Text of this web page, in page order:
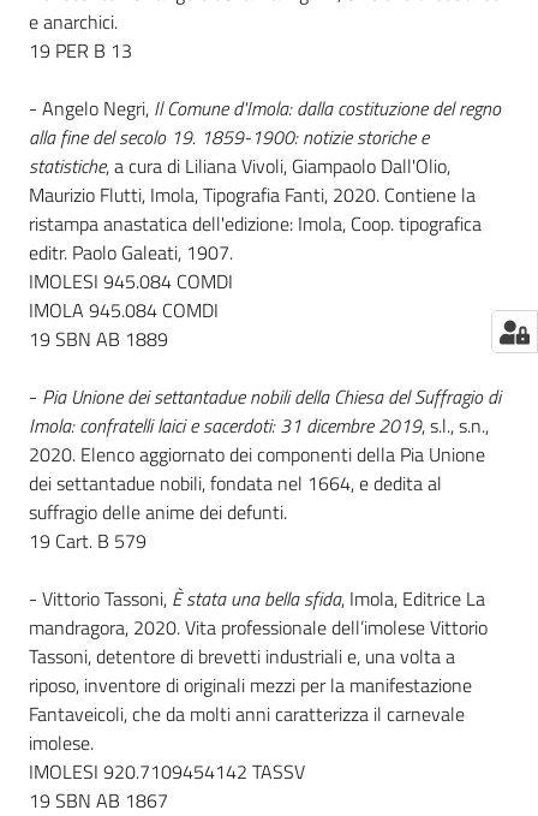
e anarchici.
19 PER B 13
- Angelo Negri, Il Comune d'Imola: dalla costituzione del regno
alla fine del secolo 19. 1859-1900: notizie storiche e
statistiche, a cura di Liliana Vivoli, Giampaolo Dall'Olio,
Maurizio Flutti, Imola, Tipografia Fanti, 2020. Contiene la
ristampa anastatica dell'edizione: Imola, Coop. tipografica
editr. Paolo Galeati, 1907.
IMOLESI 945.084 COMDI
IMOLA 945.084 COMDI
19 SBN AB 1889
- Pia Unione dei settantadue nobili della Chiesa del Suffragio di
Imola: confratelli laici e sacerdoti: 31 dicembre 2019, s.l., s.n.,
2020. Elenco aggiornato dei componenti della Pia Unione
dei settantadue nobili, fondata nel 1664, e dedita al
suffragio delle anime dei defunti.
19 Cart. B 579
- Vittorio Tassoni, È stata una bella sfida, Imola, Editrice La
mandragora, 2020. Vita professionale dell’imolese Vittorio
Tassoni, detentore di brevetti industriali e, una volta a
riposo, inventore di originali mezzi per la manifestazione
Fantaveicoli, che da molti anni caratterizza il carnevale
imolese.
IMOLESI 920.7109454142 TASSV
19 SBN AB 1867